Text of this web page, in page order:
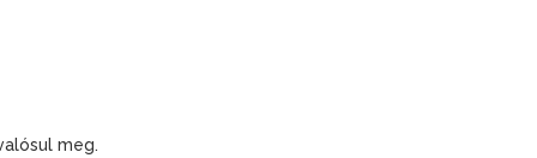
meg.